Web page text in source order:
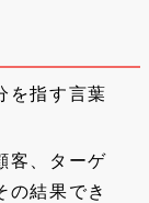
を指す言葉
客、ターゲ
の結果でき